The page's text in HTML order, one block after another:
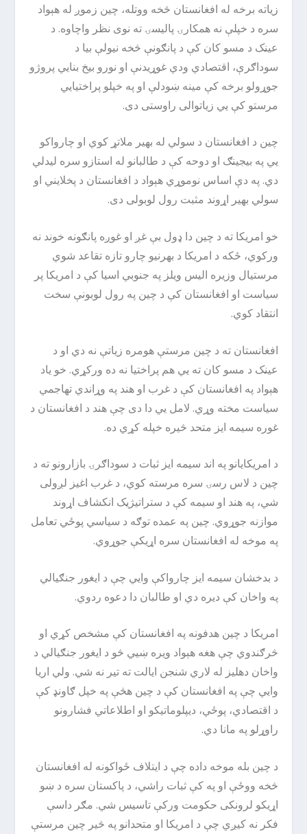
زیاته برخه له افغانستان څخه ووتله، چین زموږ له هېواد
سره د خپلې نه همکارۍ پالیسۍ ته نوی نظر واچاوه. د
عینک د مسو کان کې د پانګونې څخه نیولې بیا د
سوداګرې، اقتصادي ودي غوړیدنې او نورو بیخ بنایي پروژو
جوړولو برخه کې مینه ښودلې او په خپلو پراختیایي
مرستو کې یي زیاتوالی راوستی دی.
چین د افغانستان د سولي له بهیر ملاتړ کوي او چارواکو
یي په بیجینګ او دوحه کې د طالبانو له استازو سره لیدلي
دي. په دې اساس نوموړي هېواد د افغانستان د پخلایني او
سولي بهیر اړوند مثبت رول لوبولی دی.
خو امریکا ته د چین دا ډول بې غږ او غوږه پانګونه خوند نه
ورکوي، ځکه د امریکا د بهرنیو چارو تازه تقاعد شوي
مرستیال وزیره الیس ویلز په جنوبي اسیا کې د امریکا پر
سیاست او افغانستان کې د چین په رول لوبونې سخت
انتقاد کوي.
افغانستان ته د چین مرستې هومره زیاتې نه دي او د
عینک د مسو کان ته یي هم پراختیا نه ده ورکړي. خو یاد
هېواد په افغانستان کې د غرب او هند په وړاندي تهاجمي
سیاست مخته وړي. لامل یي دا دی چې هند د افغانستان د
غوره سیمه ایز متحد څیره خپله کړي ده.
د امریکایانو په اند سیمه ایز ثبات د سوداګرۍ بازارونو ته د
چین د لاس رسۍ سره مرسته کوي، د غرب اغیز لږولی
شي، په هند او سیمه کې د ستراتیژیک انکشاف اړوند
موازنه جوړوي. چین په عمده توګه د سیاسي پوځي تعامل
په موخه له افغانستان سره اړیکې جوړوي.
د بدخشان سیمه ایز چارواکې وایي چې د ایغور جنګیالي
په واخان کې دیره دي او طالبان دا دعوه ردوي.
امریکا د چین هدفونه په افغانستان کې مشخص کړي او
څرګندوي چې هغه هېواد ویره ښیي څو د ایغور جنګیالي د
واخان دهلیز له لاري شنجن ایالت ته تیر نه شي. ولي اریا
وایي چې په افغانستان کې د چین هڅې په خپل ګاونډ کې
د اقتصادي، پوځي، دیپلوماتیکو او اطلاعاتي فشارونو
راوړلو په مانا دي.
د چین بله موخه داده چې د ایتلاف ځواکونه له افغانستان
څخه ووځې او په کې ثبات راشي، د پاکستان سره د ښو
اړیکو لرونکی حکومت ورکې تاسیس شي. مګر داسې
فکر نه کیږي چې د امریکا او متحدانو په څیر چین مرستې